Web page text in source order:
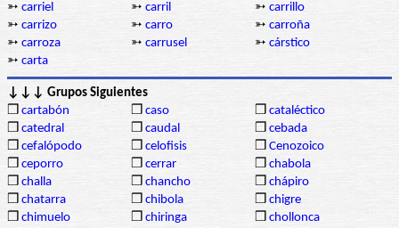
➳ carriel ➳ carril ➳ carrillo
➳ carrizo ➳ carro ➳ carroña
➳ carroza ➳ carrusel ➳ cárstico
➳ carta
↓↓↓ Grupos Siguientes
❒ cartabón ❒ caso ❒ cataléctico
❒ catedral ❒ caudal ❒ cebada
❒ cefalópodo ❒ celofisis ❒ Cenozoico
❒ ceporro ❒ cerrar ❒ chabola
❒ challa ❒ chancho ❒ chápiro
❒ chatarra ❒ chibola ❒ chigre
❒ chimuelo ❒ chiringa ❒ chollonca